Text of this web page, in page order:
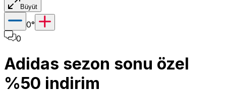
Büyüt
0°
0
Adidas sezon sonu özel
%50 indirim